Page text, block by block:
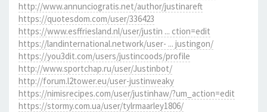
http://www.annunciogratis.net/author/justinareft
https://quotesdom.com/user/336423
https://www.esffriesland.nl/user/justin ... ction=edit
https://landinternational.network/user- ... justingon/
https://you3dit.com/users/justincoods/profile
http://www.sportchap.ru/user/Justinbot/
http://forum.l2tower.eu/user-justinweaky
https://nimisrecipes.com/user/justinhaw/?um_action=edit
https://stormy.com.ua/user/tylrmaarley1806/